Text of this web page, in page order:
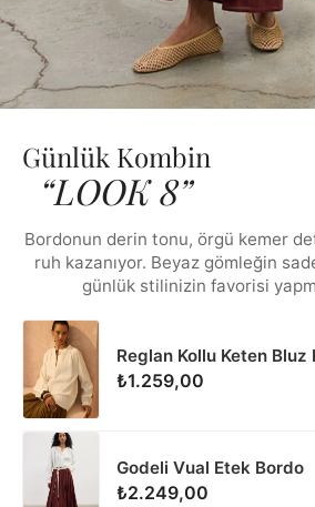
Günlük Kombin
“LOOK 8”
Bordonun derin tonu, örgü kemer
ruh kazanıyor. Beyaz gömleğin
günlük stilinizin favorisi
Reglan Kollu Keten Bluz
₺1.259,00
Godeli Vual Etek Bordo
₺2.249,00